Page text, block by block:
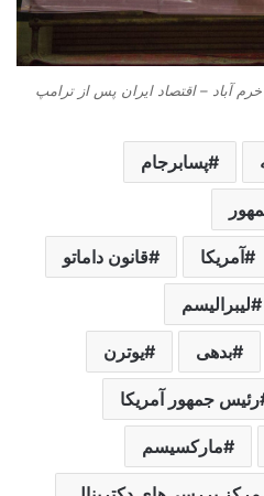
آباد – اقتصاد ایران پس از ترامپ
پسابرجام
آمریکا قانون داماتو
لیبرالیسم
بدهی یوترن
رئیس جمهور آمریکا
مارکسیسم